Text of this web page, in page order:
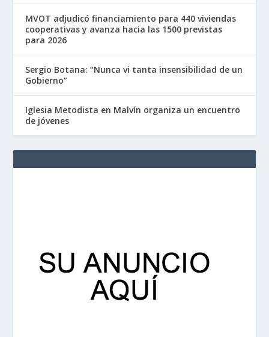
MVOT adjudicó financiamiento para 440 viviendas
cooperativas y avanza hacia las 1500 previstas
para 2026
Sergio Botana: “Nunca vi tanta insensibilidad de un
Gobierno”
Iglesia Metodista en Malvín organiza un encuentro
de jóvenes